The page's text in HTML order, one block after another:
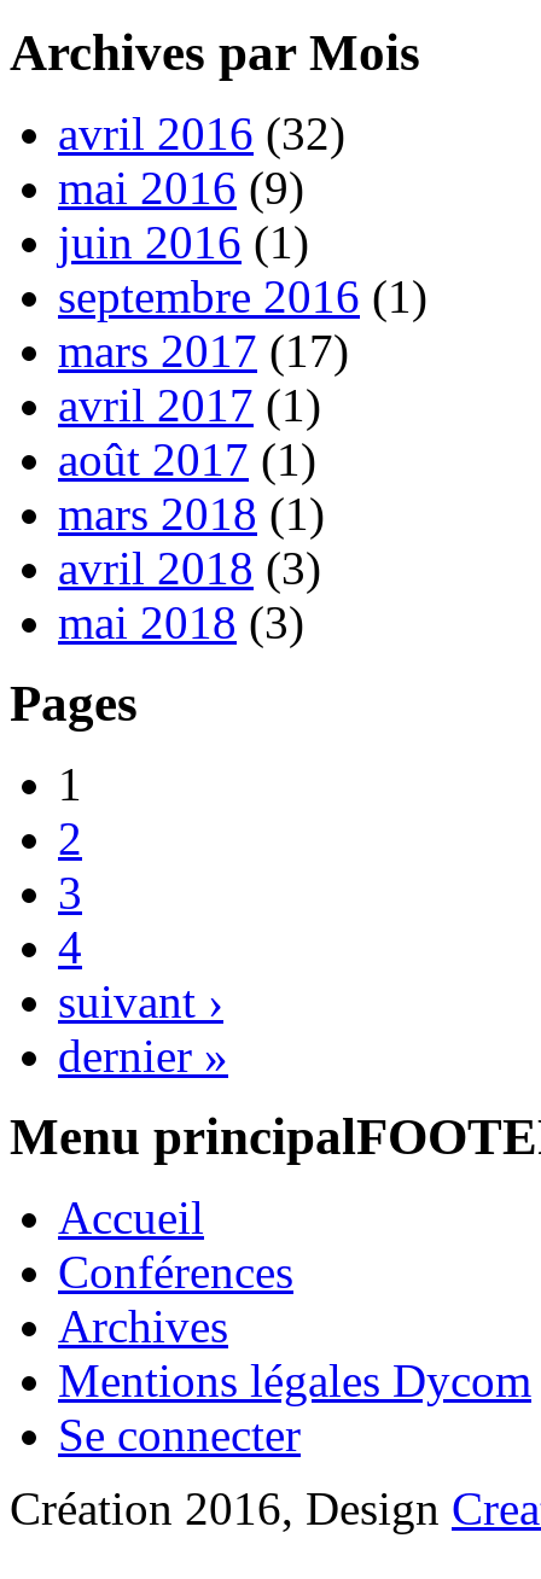
Archives par Mois
avril 2016 (32)
mai 2016 (9)
juin 2016 (1)
septembre 2016 (1)
mars 2017 (17)
avril 2017 (1)
août 2017 (1)
mars 2018 (1)
avril 2018 (3)
mai 2018 (3)
Pages
1
2
3
4
suivant ›
dernier »
Menu
Accueil
Conférences
Archives
Mentions légales Dycom
Se connecter
Création 2016, Design